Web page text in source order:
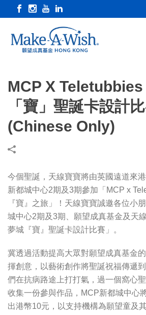
MCP X
「寶」聖誕卡設計
(Chinese Only)
今個聖誕，天線寶寶將由英國遠道來
新都城中心2期及3期參加「MCP x
『寶』之旅」！天線寶寶誠邀各位小
城中心2期及3期、願望成真基金及天
夢城『寶』聖誕卡設計比賽」。
冀透過活動提高大眾對願望成真基金
揮創意，以藝術創作將聖誕祝福傳遞
們在抗病路途上打打氣，過一個窩心
收集一份參與作品，MCP新都城中心
出港幣10元，以支持機構為願望童及